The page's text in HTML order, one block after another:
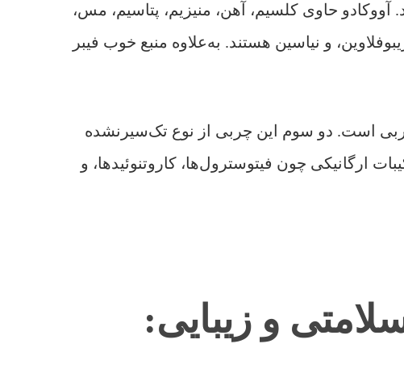
حاوی کلسیم، آهن، منیزیم، پتاسیم، مس،
سی، ب۶، ب۱۲، آ، دی، ای، کا، تیامین، ریبوفلاوین، و نیاسین هستند. به‌علاوه منبع خوب فیبر
آووکادوی کالیفرنیا، یک عدد آووکادوی متوسط حاوی تقریبا ۲۲.۵ گرم چربی است. دو سوم این چربی از نوع تک‌سیرنشده
ارگانیکی چون فیتوسترول‌ها، کاروتنوئیدها، و